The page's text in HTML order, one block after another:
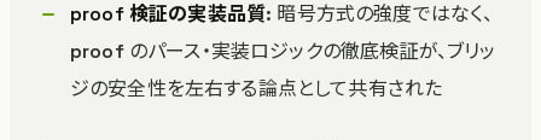
proof 検証の実装品質: 暗号方式の強度ではなく、
proof のパース・実装ロジックの徹底検証が、ブリッ
ジの安全性を左右する論点として共有された